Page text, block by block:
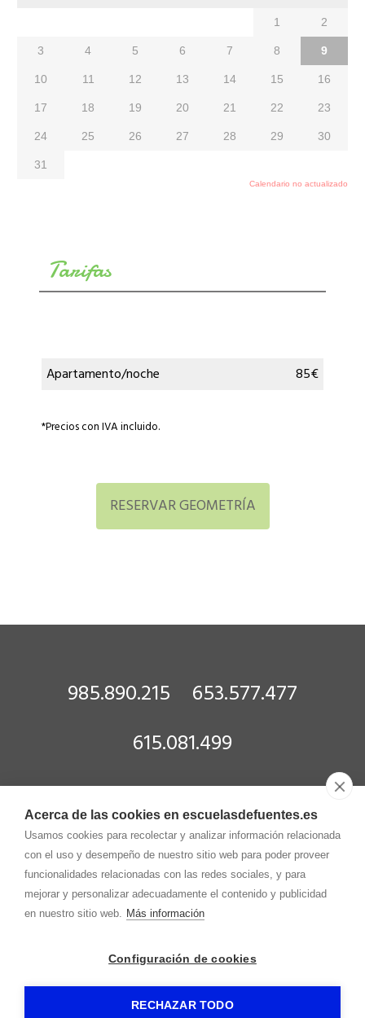
Acerca de las cookies en escuelasdefuentes.es
Usamos cookies para recolectar y analizar información relacionada
con el uso y desempeño de nuestro sitio web para poder proveer
funcionalidades relacionadas con las redes sociales, y para
mejorar y personalizar adecuadamente el contenido y publicidad
en nuestro sitio web. Más información
Configuración de cookies
RECHAZAR TODO
Tarifas
Apartamento/noche 85€
*Precios con IVA incluido.
RESERVAR GEOMETRÍA
985.890.215
653.577.477
615.081.499
Dirección
Migoya, 11
33310-Fuentes (Villaviciosa) (Asturias)
ESCUELAS DE FUENTES-Aviso legal -Política de privacidad-
Política de cookies- byRuralesDATA